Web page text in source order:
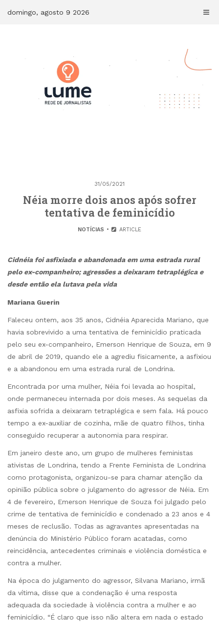
domingo, agosto 9 2026
31/05/2021
Néia morre dois anos após sofrer
tentativa de feminicídio
NOTÍCIAS ARTICLE
Cidnéia foi asfixiada e abandonada em uma estrada rural
pelo ex-companheiro; agressões a deixaram tetraplégica e
desde então ela lutava pela vida
Mariana Guerin
Faleceu ontem, aos 35 anos, Cidnéia Aparecida Mariano, que
havia sobrevivido a uma tentativa de feminicídio praticada
pelo seu ex-companheiro, Emerson Henrique de Souza, em 9
de abril de 2019, quando ele a agrediu fisicamente, a asfixiou
e a abandonou em uma estrada rural de Londrina.
Encontrada por uma mulher, Néia foi levada ao hospital,
onde permaneceu internada por dois meses. As sequelas da
asfixia sofrida a deixaram tetraplégica e sem fala. Há pouco
tempo a ex-auxiliar de cozinha, mãe de quatro filhos, tinha
conseguido recuperar a autonomia para respirar.
Em janeiro deste ano, um grupo de mulheres feministas
ativistas de Londrina, tendo a Frente Feminista de Londrina
como protagonista, organizou-se para chamar atenção da
opinião pública sobre o julgamento do agressor de Néia. Em
4 de fevereiro, Emerson Henrique de Souza foi julgado pelo
crime de tentativa de feminicídio e condenado a 23 anos e 4
meses de reclusão. Todas as agravantes apresentadas na
denúncia do Ministério Público foram acatadas, como
reincidência, antecedentes criminais e violência doméstica e
contra a mulher.
Na época do julgamento do agressor, Silvana Mariano, irmã
da vítima, disse que a condenação é uma resposta
adequada da sociedade à violência contra a mulher e ao
feminicídio. “É claro que isso não altera em nada o estado